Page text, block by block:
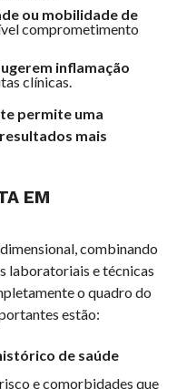
ou mobilidade de
comprometimento
inflamação
clínicas.
permite uma
mais
EM
combinando
laboratoriais e técnicas
o quadro do
estão:
de saúde
e comorbidades que